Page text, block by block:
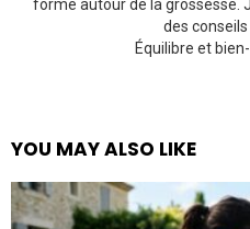
forme autour de la grossesse.
des
Équilibre et
YOU MAY ALSO LIKE